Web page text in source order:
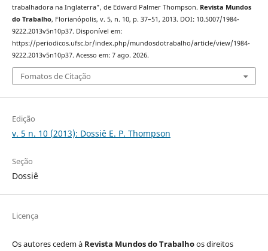
trabalhadora na Inglaterra”, de Edward Palmer Thompson. Revista Mundos
do Trabalho, Florianópolis, v. 5, n. 10, p. 37–51, 2013. DOI: 10.5007/1984-
9222.2013v5n10p37. Disponível em:
https://periodicos.ufsc.br/index.php/mundosdotrabalho/article/view/1984-
9222.2013v5n10p37. Acesso em: 7 ago. 2026.
Fomatos de Citação
Edição
v. 5 n. 10 (2013): Dossiê E. P. Thompson
Seção
Dossiê
Licença
Os autores cedem à Revista Mundos do Trabalhoos direitos